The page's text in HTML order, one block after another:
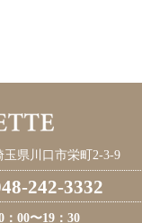
玉県川口市栄町2-3-9
242-3332
：00〜19：30